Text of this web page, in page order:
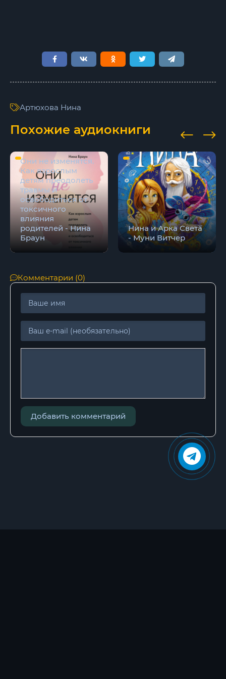
Артюхова Нина
Похожие аудиокниги
Они не изменятся.
Как взрослым
детям преодолеть
травмы и
освободиться от
токсичного
влияния
родителей - Нина
Браун
Нина и Арка Света
- Муни Витчер
Комментарии (0)
Добавить комментарий